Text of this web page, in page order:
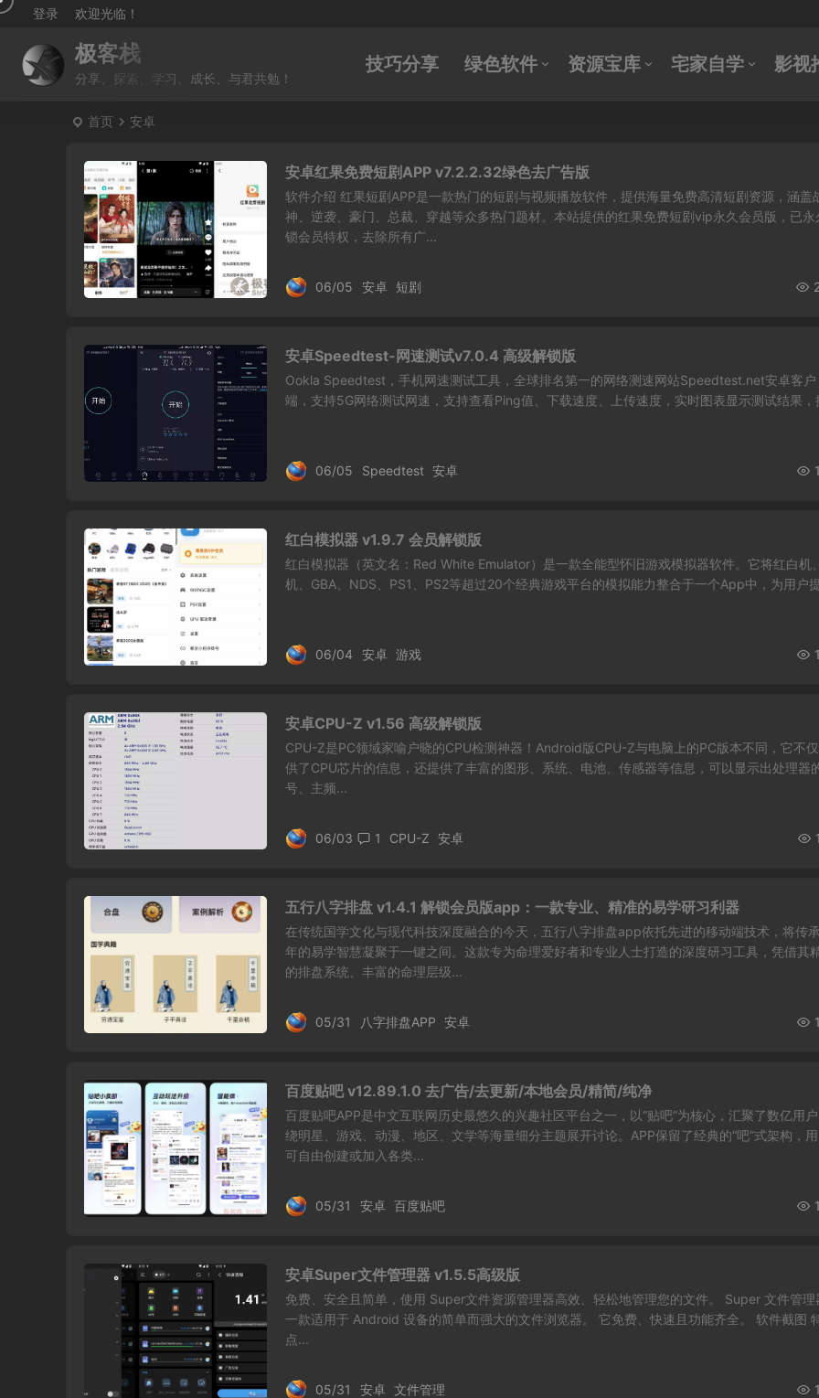
欢迎光临！
登录
极客栈
分享、探索、学习、成长、与君共勉！
技巧分享 绿色软件 资源宝库 宅家自学 影视
首页 安卓
安卓红果免费短剧APP v7.2.2.32绿色去广告版
软件介绍 红果短剧APP是一款热门的短剧与视频播放软件，提供海量免费高清短剧资源，涵盖
神、逆袭、豪门、总裁、穿越等众多热门题材。本站提供的红果免费短剧vip永久会员版，已永
锁会员特权，去除所有广...
06/05 安卓 短剧
安卓Speedtest-网速测试v7.0.4 高级解锁版
Ookla Speedtest，手机网速测试工具，全球排名第一的网络测速网站Speedtest.net安卓客户
端，支持5G网络测试网速，支持查看Ping值、下载速度、上传速度，实时图表显示测试结果，
06/05 Speedtest 安卓
红白模拟器 v1.9.7 会员解锁版
红白模拟器（英文名：Red White Emulator）是一款全能型怀旧游戏模拟器软件。它将红白机
机、GBA、NDS、PS1、PS2等超过20个经典游戏平台的模拟能力整合于一个App中，为用户
06/04 安卓 游戏
安卓CPU-Z v1.56 高级解锁版
CPU-Z是PC领域家喻户晓的CPU检测神器！Android版CPU-Z与电脑上的PC版本不同，它不
供了CPU芯片的信息，还提供了丰富的图形、系统、电池、传感器等信息，可以显示出处理器
号、主频...
06/03 1 CPU-Z 安卓
五行八字排盘 v1.4.1 解锁会员版app：一款专业、精准的易学研习利器
在传统国学文化与现代科技深度融合的今天，五行八字排盘app依托先进的移动端技术，将传
年的易学智慧凝聚于一键之间。这款专为命理爱好者和专业人士打造的深度研习工具，凭借其
的排盘系统、丰富的命理层级...
05/31 八字排盘APP 安卓
百度贴吧 v12.89.1.0 去广告/去更新/本地会员/精简/纯净
百度贴吧APP是中文互联网历史最悠久的兴趣社区平台之一，以“贴吧”为核心，汇聚了数亿用
绕明星、游戏、动漫、地区、文学等海量细分主题展开讨论。APP保留了经典的“吧”式架构，
可自由创建或加入各类...
05/31 安卓 百度贴吧
安卓Super文件管理器 v1.5.5高级版
免费、安全且简单，使用 Super文件资源管理器高效、轻松地管理您的文件。 Super 文件管理
一款适用于 Android 设备的简单而强大的文件浏览器。 它免费、快速且功能齐全。 软件截图
点...
05/31 安卓 文件管理